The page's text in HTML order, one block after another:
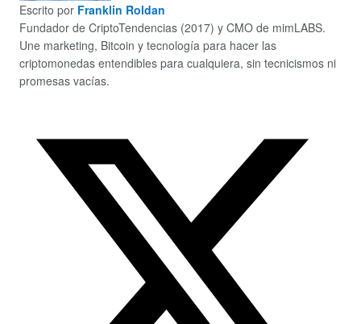
Escrito por Franklin Roldan
Fundador de CriptoTendencias (2017) y CMO de mimLABS.
Une marketing, Bitcoin y tecnología para hacer las
criptomonedas entendibles para cualquiera, sin tecnicismos ni
promesas vacías.